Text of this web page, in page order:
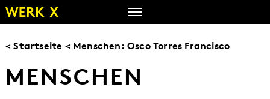
Zum
Inhalt
< Startseite < Menschen: Osco Torres Francisco
MENSCHEN